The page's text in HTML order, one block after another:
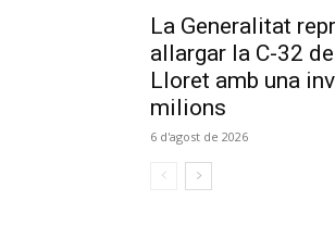
La Generalitat
allargar la C-32
Lloret amb una
milions
6 d'agost de 2026